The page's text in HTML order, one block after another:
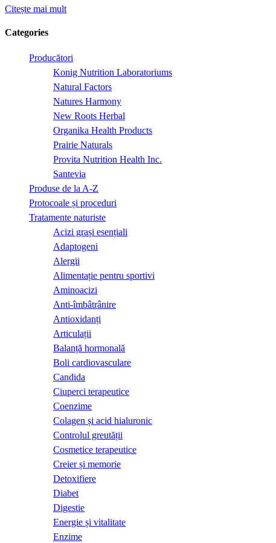
Citește mai mult
Categories
Producători
Konig Nutrition Laboratoriums
Natural Factors
Natures Harmony
New Roots Herbal
Organika Health Products
Prairie Naturals
Provita Nutrition Health Inc.
Santevia
Produse de la A-Z
Protocoale și proceduri
Tratamente naturiste
Acizi grași esențiali
Adaptogeni
Alergii
Alimentație pentru sportivi
Aminoacizi
Anti-îmbâtrânire
Antioxidanți
Articulații
Balanță hormonală
Boli cardiovasculare
Candida
Ciuperci terapeutice
Coenzime
Colagen și acid hialuronic
Controlul greutății
Cosmetice terapeutice
Creier și memorie
Detoxifiere
Diabet
Digestie
Energie și vitalitate
Enzime